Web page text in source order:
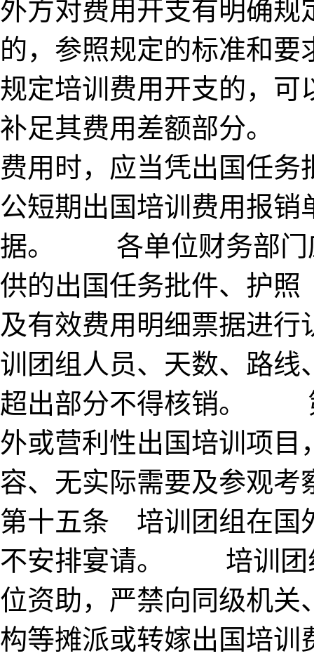
外方对费用开支有明确规
的，参照规定的标准和
规定培训费用开支的，可
补足其费用差额部分
费用时，应当凭出国任
公短期出国培训费用报
据。 各单位财务部门
供的出国任务批件、护照
及有效费用明细票据进
训团组人员、天数、路线
超出部分不得核销。
外或营利性出国培训项目
容、无实际需要及参观
第十五条 培训团组在国
不安排宴请。 培训团
位资助，严禁向同级机关
构等摊派或转嫁出国